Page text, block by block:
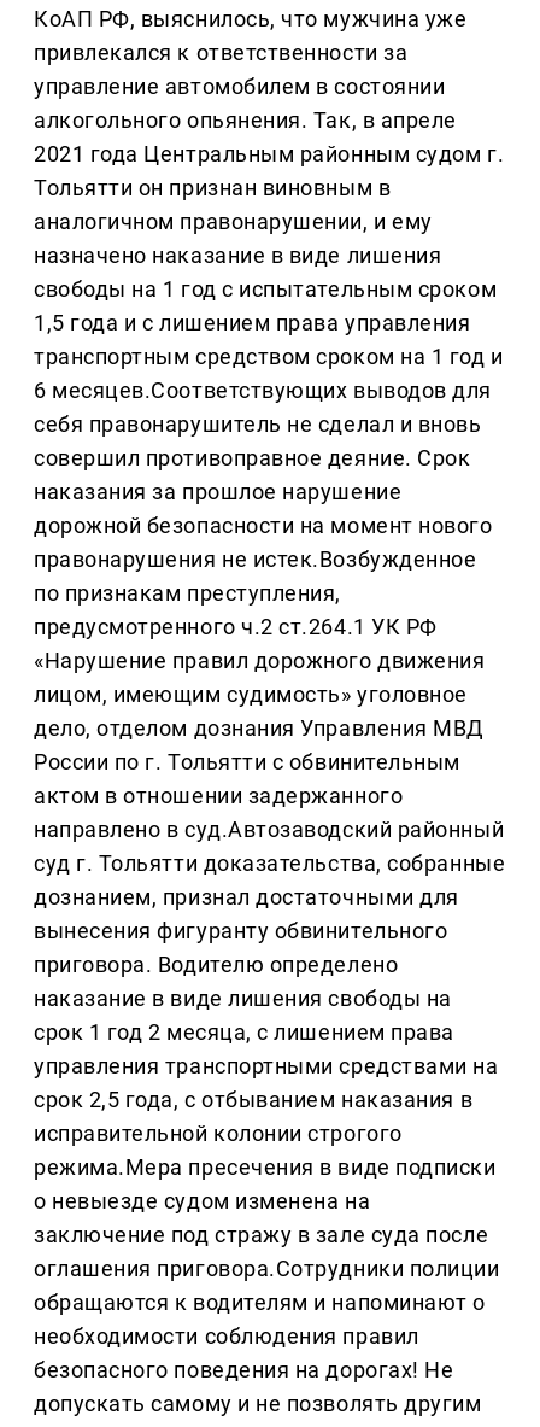
КоАП РФ, выяснилось, что мужчина уже
привлекался к ответственности за
управление автомобилем в состоянии
алкогольного опьянения. Так, в апреле
2021 года Центральным районным судом г.
Тольятти он признан виновным в
аналогичном правонарушении, и ему
назначено наказание в виде лишения
свободы на 1 год с испытательным сроком
1,5 года и с лишением права управления
транспортным средством сроком на 1 год и
6 месяцев.Соответствующих выводов для
себя правонарушитель не сделал и вновь
совершил противоправное деяние. Срок
наказания за прошлое нарушение
дорожной безопасности на момент нового
правонарушения не истек.Возбужденное
по признакам преступления,
предусмотренного ч.2 ст.264.1 УК РФ
«Нарушение правил дорожного движения
лицом, имеющим судимость» уголовное
дело, отделом дознания Управления МВД
России по г. Тольятти с обвинительным
актом в отношении задержанного
направлено в суд.Автозаводский районный
суд г. Тольятти доказательства, собранные
дознанием, признал достаточными для
вынесения фигуранту обвинительного
приговора. Водителю определено
наказание в виде лишения свободы на
срок 1 год 2 месяца, с лишением права
управления транспортными средствами на
срок 2,5 года, с отбыванием наказания в
исправительной колонии строгого
режима.Мера пресечения в виде подписки
о невыезде судом изменена на
заключение под стражу в зале суда после
оглашения приговора.Сотрудники полиции
обращаются к водителям и напоминают о
необходимости соблюдения правил
безопасного поведения на дорогах! Не
допускать самому и не позволять другим